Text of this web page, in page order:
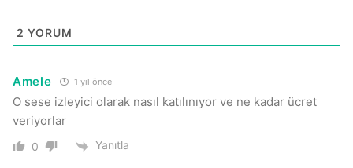
2 YORUM
Amele 1 yıl önce
O sese izleyici olarak nasıl katılınıyor ve ne kadar ücret
veriyorlar
0 Yanıtla